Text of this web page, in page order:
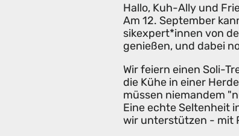
Hallo, Kuh-Ally und
Am 12. September
sikexpert*innen von
genießen, und dabei
Wir feiern einen Soli-
die Kühe in einer
müssen niemandem
Eine echte Seltenheit
wir unterstützen - mit